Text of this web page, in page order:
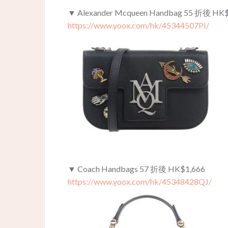
▼ Alexander Mcqueen Handbag 55 折後
https://www.yoox.com/hk/45344507PI/
▼ Coach Handbags 57 折後 HK$1,666
https://www.yoox.com/hk/45348428QJ/